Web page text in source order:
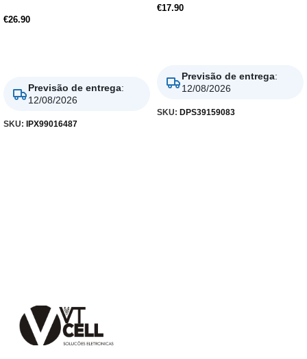
€26.90
Previsão de entrega:
12/08/2026
SKU: IPX99016487
€17.90
Previsão de entrega:
12/08/2026
SKU: DPS39159083